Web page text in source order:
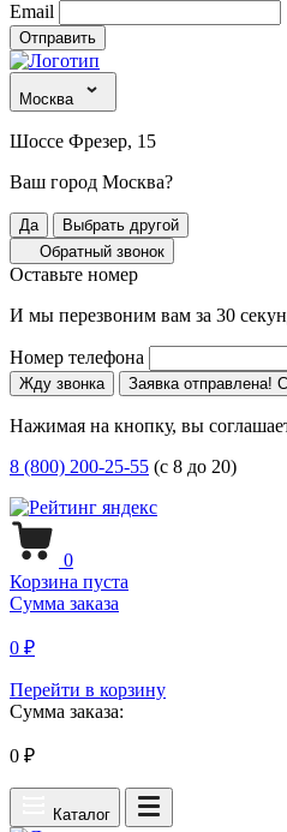
Email
Отправить
Москва
Шоссе Фрезер, 15
Ваш город Москва?
Да
Выбрать другой
Обратный звонок
Оставьте номер
И мы перезвоним вам за 30
Номер телефона
Жду звонка Заявка отправлена!
Нажимая на кнопку, вы
8 (800) 200-25-55 (с 8 до 20)
0
Корзина пуста
Сумма заказа
0 ₽
Перейти в корзину
Сумма заказа:
0 ₽
Каталог